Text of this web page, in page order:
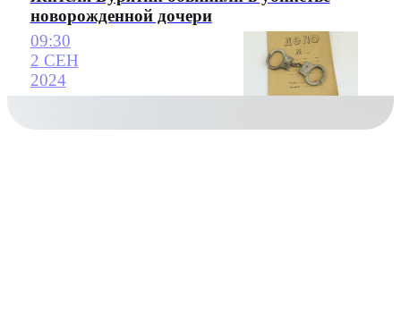
новорожденной дочери
09:30
2 СЕН
2024